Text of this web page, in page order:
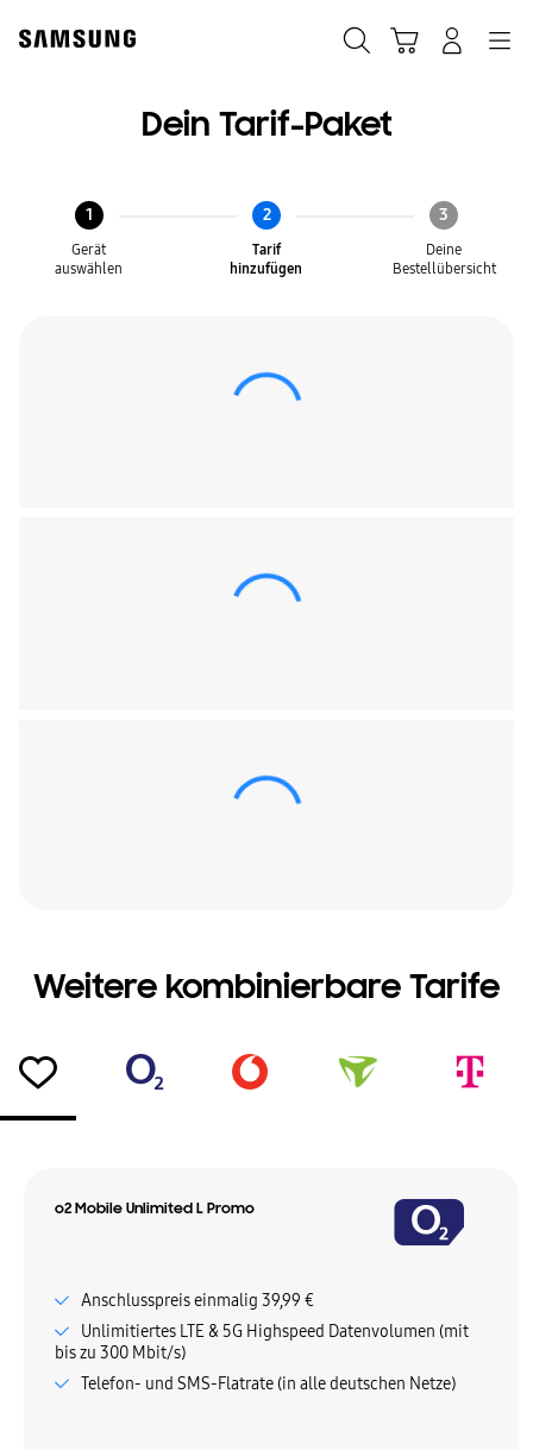
content
accessibility
Dein Tarif-Paket
1
Gerät
auswählen
2
Tarif
hinzufügen
3
Deine
Bestellübersicht
Weitere kombinierbare Tarife
o2 Mobile Unlimited L Promo
Anschlusspreis einmalig 39,99 €
Unlimitiertes LTE & 5G Highspeed Datenvolumen (mit
bis zu 300 Mbit/s)
Telefon- und SMS-Flatrate (in alle deutschen Netze)